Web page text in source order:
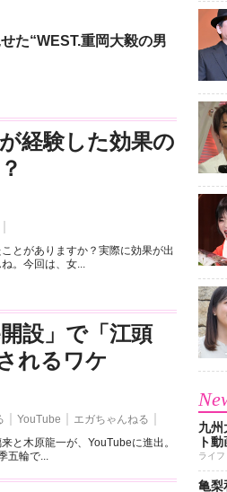
た“WEST.重岡大毅の男
経験した効果の
とがありますか？実際に効果が出
。今回は、女...
設」で「江頭
れるワケ
YouTube
エガちゃんねる
と木原龍一が、YouTubeに進出。
五輪で...
九
ト
ライフ
亀梨